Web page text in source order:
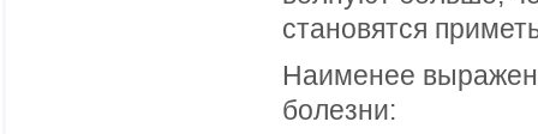
становятся
Наименее
болезни: